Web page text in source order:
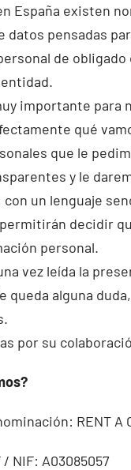
España existen
datos pensadas
de
importante para
qué
que le
y le
con un lenguaje
decidir
personal.
vez leída la
queda alguna
por su
RENT A
/ NIF: A03085057